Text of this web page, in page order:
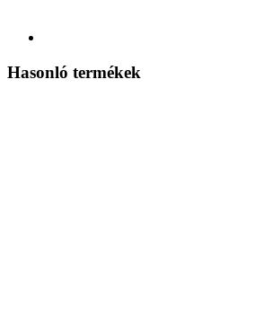
Hasonló termékek